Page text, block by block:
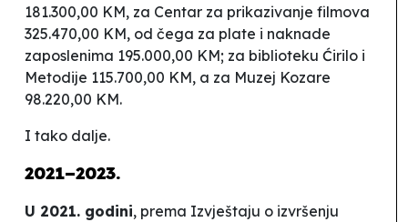
181.300,00 KM, za Centar za prikazivanje filmova
325.470,00 KM, od čega za plate i naknade
zaposlenima 195.000,00 KM; za biblioteku Ćirilo i
Metodije 115.700,00 KM, a za Muzej Kozare
98.220,00 KM.
I tako dalje.
2021–2023.
U 2021. godini, prema Izvještaju o izvršenju